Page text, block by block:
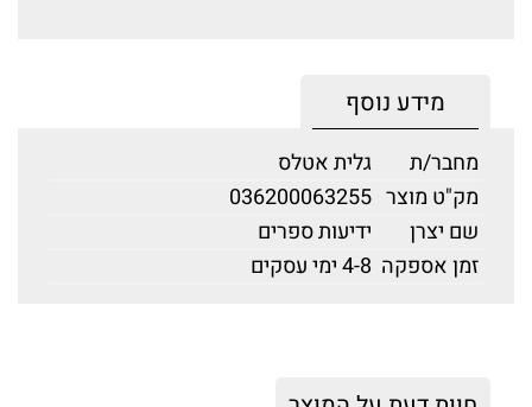
מידע נוסף
מחבר/ת
גלית אטלס
מק"ט מוצר 036200063255
שם יצרן
ידיעות ספרים
זמן אספקה 4-8 ימי עסקים